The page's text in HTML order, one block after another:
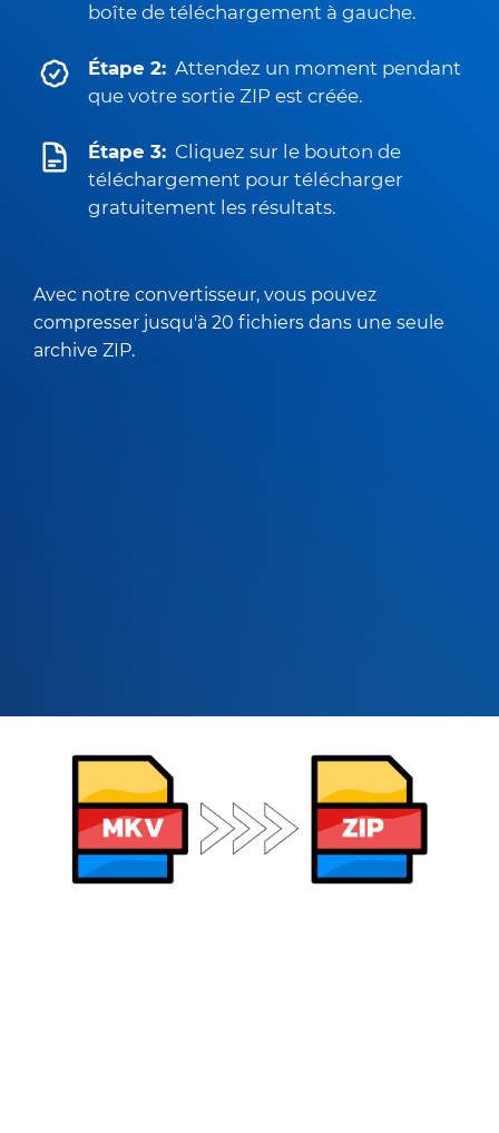
boîte de téléchargement à gauche.
Étape 2: Attendez un moment pendant
que votre sortie ZIP est créée.
Étape 3: Cliquez sur le bouton de
téléchargement pour télécharger
gratuitement les résultats.
Avec notre convertisseur, vous pouvez
compresser jusqu'à 20 fichiers dans une seule
archive ZIP.